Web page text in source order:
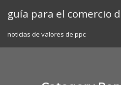
guía para el comercio
noticias de valores de ppc